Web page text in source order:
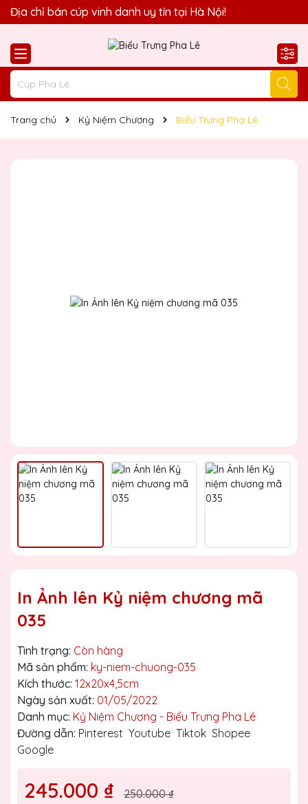
Quà Tặng Biểu Trưng Pha Lê QTG xin chào Quý Khách!
Địa chỉ bán cúp vinh danh uy tín tại Hà Nội!
Trang chủ Kỷ Niệm Chương Biểu Trưng Pha Lê
In Ảnh lên Kỷ niệm chương mã
035
Tình trạng: Còn hàng
Mã sản phẩm: ky-niem-chuong-035
Kích thước: 12x20x4,5cm
Ngày sản xuất: 01/05/2022
Danh mục: Kỷ Niệm Chương - Biểu Trưng Pha Lê
Đường dẫn: Pinterest Youtube Tiktok Shopee
Google
245.000 ₫ 250.000 ₫